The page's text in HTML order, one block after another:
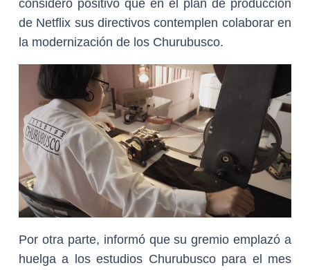
consideró positivo que en el plan de producción
de Netflix sus directivos contemplen colaborar en
la modernización de los Churubusco.
Por otra parte, informó que su gremio emplazó a
huelga a los estudios Churubusco para el mes